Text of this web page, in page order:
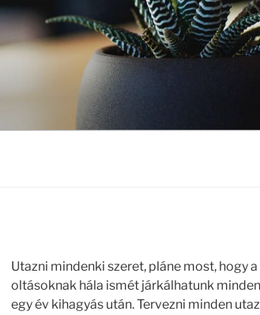
Utazni mindenki szeret, pláne most, hogy
oltásoknak hála ismét járkálhatunk
egy év kihagyás után. Tervezni minden